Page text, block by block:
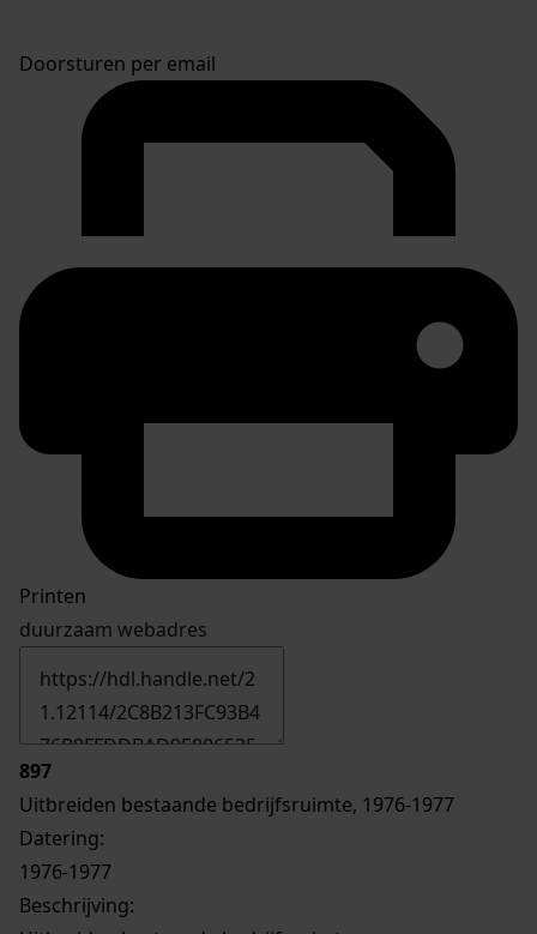
Doorsturen per email
Printen
duurzaam webadres
897
Uitbreiden bestaande bedrijfsruimte, 1976-1977
Datering:
1976-1977
Beschrijving: